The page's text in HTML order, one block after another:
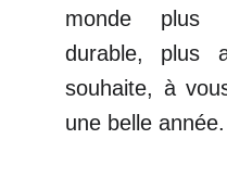
monde plus
durable, plus
souhaite, à
une belle année.